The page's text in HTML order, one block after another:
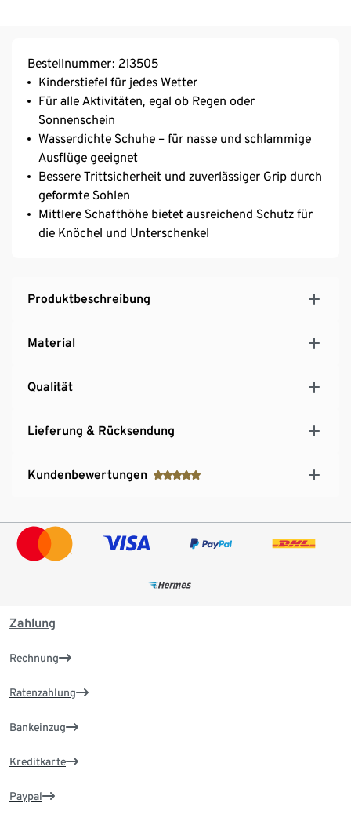
Bestellnummer: 213505
Kinderstiefel für jedes Wetter
Für alle Aktivitäten, egal ob Regen oder
Sonnenschein
Wasserdichte Schuhe – für nasse und schlammige
Ausflüge geeignet
Bessere Trittsicherheit und zuverlässiger Grip durch
geformte Sohlen
Mittlere Schafthöhe bietet ausreichend Schutz für
die Knöchel und Unterschenkel
Produktbeschreibung
Material
Qualität
Lieferung & Rücksendung
Kundenbewertungen
Zahlung
Rechnung
Ratenzahlung
Bankeinzug
Kreditkarte
Paypal